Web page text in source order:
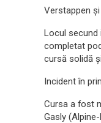
Verstappen
Locul secund
completat
cursă solidă
Incident în
Cursa a fost
Gasly